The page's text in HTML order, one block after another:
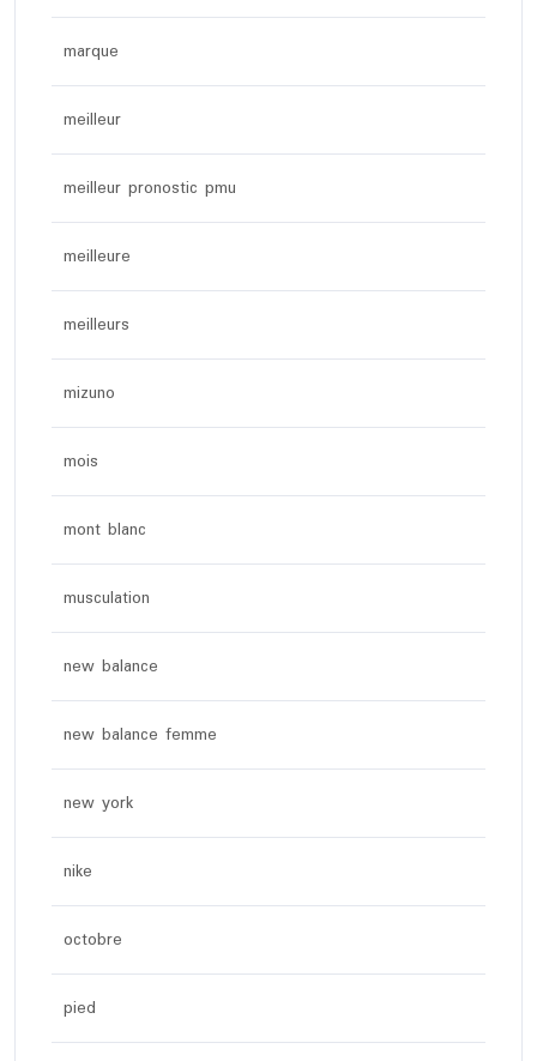
marque
meilleur
meilleur pronostic pmu
meilleure
meilleurs
mizuno
mois
mont blanc
musculation
new balance
new balance femme
new york
nike
octobre
pied